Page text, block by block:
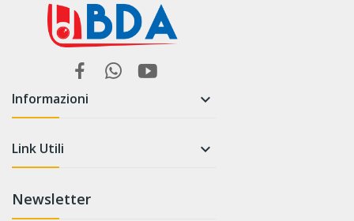
Informazioni 
Link Utili 
Newsletter